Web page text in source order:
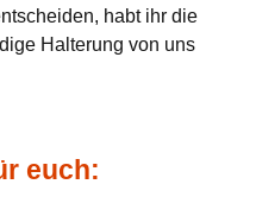
habt ihr die
Halterung von uns
euch: